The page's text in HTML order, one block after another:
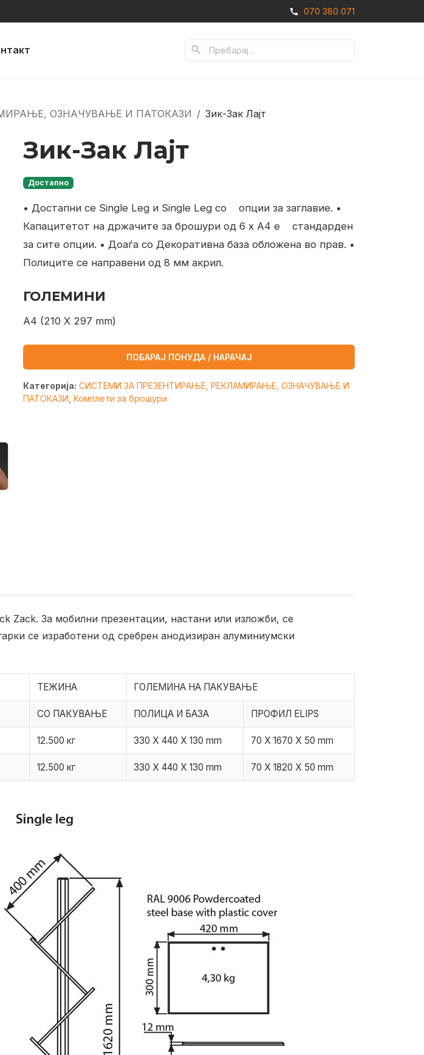
call 070 380 071
search
ОЗНАЧУВАЊЕ И ПАТОКАЗИ Зик-Зак Лајт
Зик-Зак Лајт
Достапно
• Достапни се Single Leg и Single Leg со опции за заглавие. •
Капацитетот на држачите за брошури од 6 x А4 е
стандарден
за сите опции. • Доаѓа со Декоративна база обложена во прав. •
Полиците се направени од 8 мм акрил.
ГОЛЕМИНИ
A4 (210 X 297 mm)
ПОБАРАЈ ПОНУДА / НАРАЧАЈ
Категорија: СИСТЕМИ ЗА ПРЕЗЕНТИРАЊЕ, РЕКЛАМИРАЊЕ, ОЗНАЧУВАЊЕ И
ПАТОКАЗИ Комплети за брошури
Zack. За мобилни презентации, настани или изложби, се
се изработени од сребрен анодизиран алуминиумски
ТЕЖИНА ГОЛЕМИНА НА ПАКУВАЊЕ
СО ПАКУВАЊЕ ПОЛИЦА И БАЗА ПРОФИЛ ELIPS
12.500 кг 330 X 440 X 130 mm 70 X 1670 X 50 mm
12.500 кг 330 X 440 X 130 mm 70 X 1820 X 50 mm